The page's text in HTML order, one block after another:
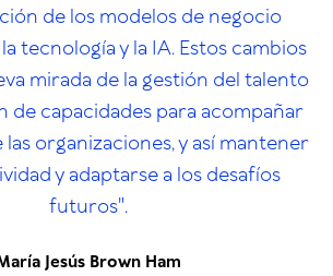
de los modelos de negocio
tecnología y la IA. Estos cambios
mirada de la gestión del talento
de capacidades para acompañar
organizaciones, y así mantener
y adaptarse a los desafíos
futuros".
Jesús Brown Ham